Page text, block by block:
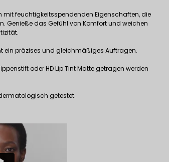
mit feuchtigkeitsspendenden Eigenschaften, die
Genieße das Gefühl von Komfort und weichen
ein präzises und gleichmäßiges Auftragen.
oderHD Lip Tint Matte getragen werden
getestet.